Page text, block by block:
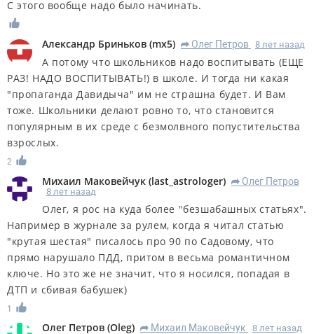
С этого вообще надо было начинать.
Александр Бриньков (mx5) R Олег Петров 8 лет назад
А потому что школьников надо воспитывать (ЕЩЕ
РАЗ! НАДО ВОСПИТЫВАТЬ!) в школе. И тогда ни какая
"пропаганда Давидыча" им не страшна будет. И Вам
тоже. Школьники делают ровно то, что становится
популярным в их среде с безмолвного попустительства
взрослых.
2
Михаил Маковейчук (last_astrologer) R Олег Петров
8 лет назад
Олег, я рос на куда более "безшабашных статьях".
Например в журнале за рулем, когда я читал статью
"крутая шестая" писалось про 90 по Садовому, что
прямо нарушало ПДД, притом в весьма романтичном
ключе. Но это же не значит, что я носился, попадая в
ДТП и сбивая бабушек)
1
Олег Петров (Oleg) R Михаил Маковейчук 8 лет назад